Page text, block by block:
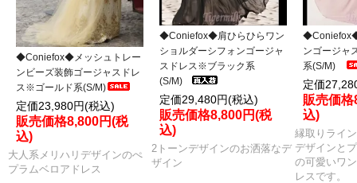
◆Coniefox◆メッシュトレー
ンビーズ装飾ゴージャスドレ
ス※ゴールド系(S/M)
定価23,980円(税込)
販売価格8,800円(税
込)
大人系メリハリデザインのぺ
プラムベロアドレス
◆Coniefox◆肩ひらひらワン
ショルダーシフォンゴージャ
スドレス※ブラック系
(S/M)
定価29,480円(税込)
販売価格8,800円(税
込)
2トーンデザインのお洒落なデ
ザイン
ンゴージャ
系(S/M)
定価
販売価
込)
縁取りライ
デザインと
の可愛いワ
レスです。